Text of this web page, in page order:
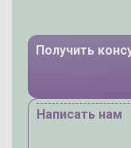
Получить
Написать нам